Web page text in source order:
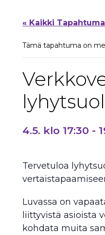
« Kaikki
Tämä tapahtuma on
4.5. klo 17:30 -
Tervetuloa
Luvassa on
liittyvistä asioista
kohdata muita